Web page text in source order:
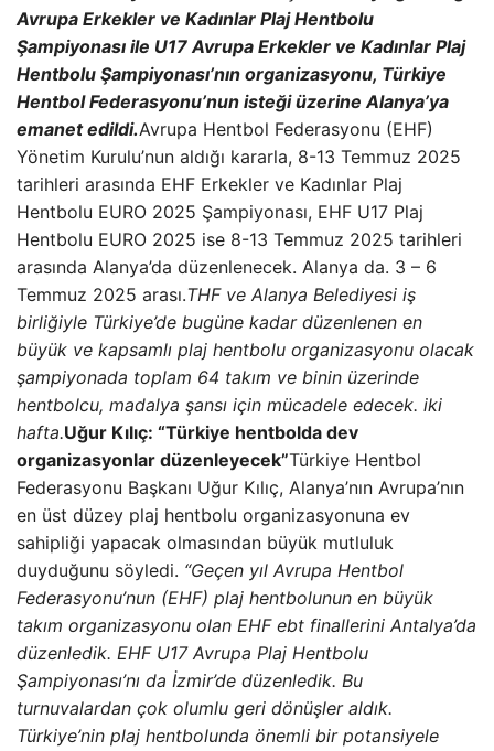
Avrupa Erkekler ve Kadınlar Plaj Hentbolu
Şampiyonası ile U17 Avrupa Erkekler ve Kadınlar Plaj
Hentbolu Şampiyonası’nın organizasyonu, Türkiye
Hentbol Federasyonu’nun isteği üzerine Alanya’ya
emanet edildi.Avrupa Hentbol Federasyonu (EHF)
Yönetim Kurulu’nun aldığı kararla, 8-13 Temmuz 2025
tarihleri ​​arasında EHF Erkekler ve Kadınlar Plaj
Hentbolu EURO 2025 Şampiyonası, EHF U17 Plaj
Hentbolu EURO 2025 ise 8-13 Temmuz 2025 tarihleri ​​
arasında Alanya’da düzenlenecek. Alanya da. 3 – 6
Temmuz 2025 arası.THF ve Alanya Belediyesi iş
birliğiyle Türkiye’de bugüne kadar düzenlenen en
büyük ve kapsamlı plaj hentbolu organizasyonu olacak
şampiyonada toplam 64 takım ve binin üzerinde
hentbolcu, madalya şansı için mücadele edecek. iki
hafta.Uğur Kılıç: “Türkiye hentbolda dev
organizasyonlar düzenleyecek”Türkiye Hentbol
Federasyonu Başkanı Uğur Kılıç, Alanya’nın Avrupa’nın
en üst düzey plaj hentbolu organizasyonuna ev
sahipliği yapacak olmasından büyük mutluluk
duyduğunu söyledi. “Geçen yıl Avrupa Hentbol
Federasyonu’nun (EHF) plaj hentbolunun en büyük
takım organizasyonu olan EHF ebt finallerini Antalya’da
düzenledik. EHF U17 Avrupa Plaj Hentbolu
Şampiyonası’nı da İzmir’de düzenledik. Bu
turnuvalardan çok olumlu geri dönüşler aldık.
Türkiye’nin plaj hentbolunda önemli bir potansiyele